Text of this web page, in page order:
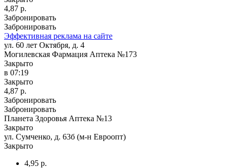
4,87 р.
Забронировать
Забронировать
Эффективная реклама на сайте
ул. 60 лет Октября, д. 4
Могилевская Фармация Аптека №173
Закрыто
в 07:19
Закрыто
4,87 р.
Забронировать
Забронировать
Планета Здоровья Аптека №13
Закрыто
ул. Сумченко, д. 63б (м-н Евроопт)
Закрыто
4,95 р.